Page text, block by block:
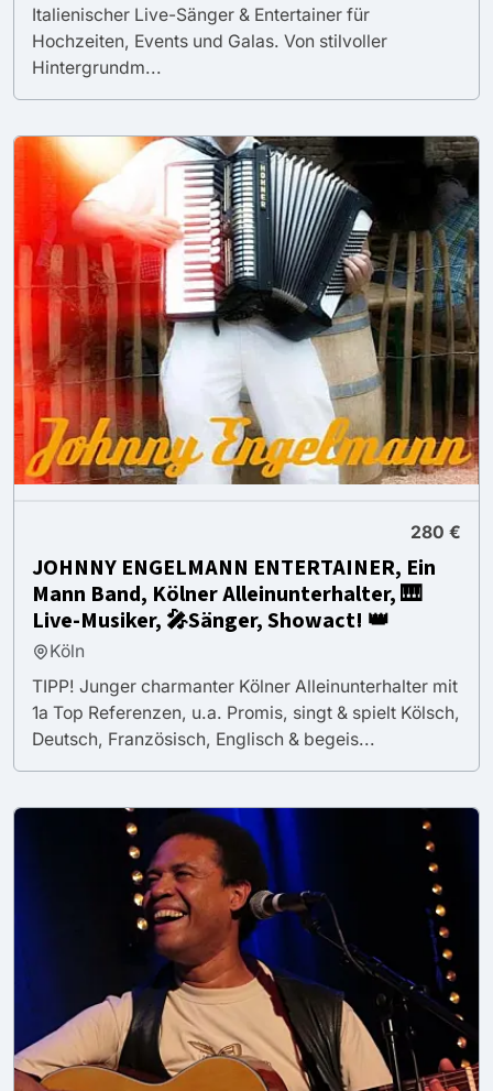
Italienischer Live-Sänger & Entertainer für
Hochzeiten, Events und Galas. Von stilvoller
Hintergrundm...
280 €
JOHNNY ENGELMANN ENTERTAINER, Ein
Mann Band, Kölner Alleinunterhalter, 🎹
Live-Musiker, 🎤Sänger, Showact! 👑
Köln
TIPP! Junger charmanter Kölner Alleinunterhalter mit
1a Top Referenzen, u.a. Promis, singt & spielt Kölsch,
Deutsch, Französisch, Englisch & begeis...